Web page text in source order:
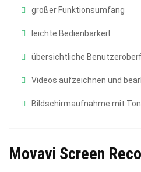
großer Funktionsumfang
leichte Bedienbarkeit
übersichtliche
Videos aufzeichnen und
Bildschirmaufnahme mit Ton
Movavi Screen